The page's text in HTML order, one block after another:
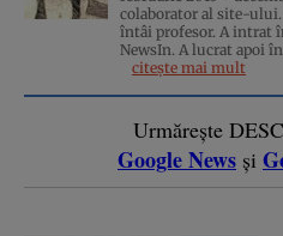
colaborator al site-
întâi profesor. A intrat
NewsIn. A lucrat apoi
citește mai mult
Urmărește
Google News și